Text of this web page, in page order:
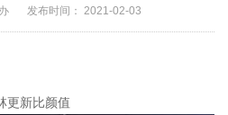
发布时间： 2021-02-03
更新比颜值